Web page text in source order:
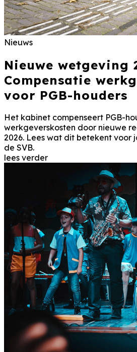
Nieuws
Nieuwe wetgeving
Compensatie
voor PGB-houders
Het kabinet compenseert PGB-
werkgeverskosten door nieuwe
2026. Lees wat dit betekent voor
de SVB.
lees verder